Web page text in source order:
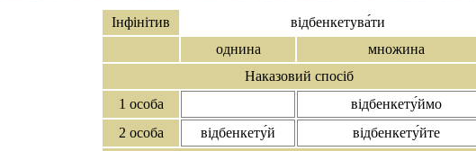
Інфінітив
відбенкетува́ти
однина
множина
Наказовий спосіб
1 особа
відбенкету́ймо
2 особа
відбенкету́й
відбенкету́йте